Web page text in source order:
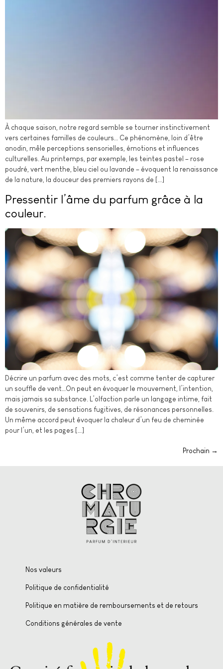
À chaque saison, notre regard semble se tourner instinctivement
vers certaines familles de couleurs… Ce phénomène, loin d’être
anodin, mêle perceptions sensorielles, émotions et influences
culturelles. Au printemps, par exemple, les teintes pastel – rose
poudré, vert menthe, bleu ciel ou lavande – évoquent la renaissance
de la nature, la douceur des premiers rayons de […]
Pressentir l’âme du parfum grâce à la
couleur.
Décrire un parfum avec des mots, c’est comme tenter de capturer
un souffle de vent…On peut en évoquer le mouvement, l’intention,
mais jamais sa substance. L’olfaction parle un langage intime, fait
de souvenirs, de sensations fugitives, de résonances personnelles.
Un même accord peut évoquer la chaleur d’un feu de cheminée
pour l’un, et les pages […]
Prochain →
Nos valeurs
Politique de confidentialité
Politique en matière de remboursements et de retours
Conditions générales de vente